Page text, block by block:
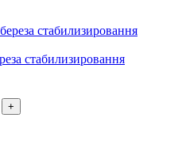
стабилизировання
+